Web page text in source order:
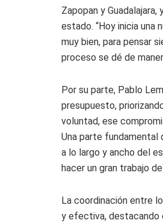
Zapopan y
estado. “Hoy inicia una
muy bien, para pensar
proceso se dé de
Por su parte, Pablo
presupuesto,
voluntad, ese
Una parte fundamental
a lo largo y ancho del
hacer un gran trabajo
La coordinación entre
y efectiva, destacando